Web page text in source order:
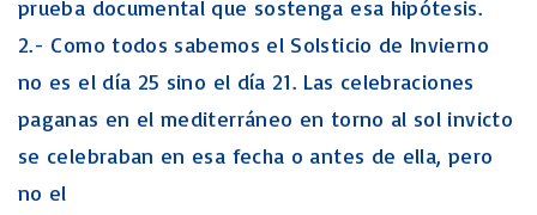
prueba documental que sostenga esa hipótesis.
2.- Como todos sabemos el Solsticio de Invierno
no es el día 25 sino el día 21. Las celebraciones
paganas en el mediterráneo en torno al sol invicto
se celebraban en esa fecha o antes de ella, pero
no el